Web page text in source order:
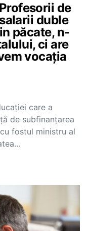
de
duble
păcate, n-
ci are
vocația
care a
de subfinanțarea
fostul ministru al